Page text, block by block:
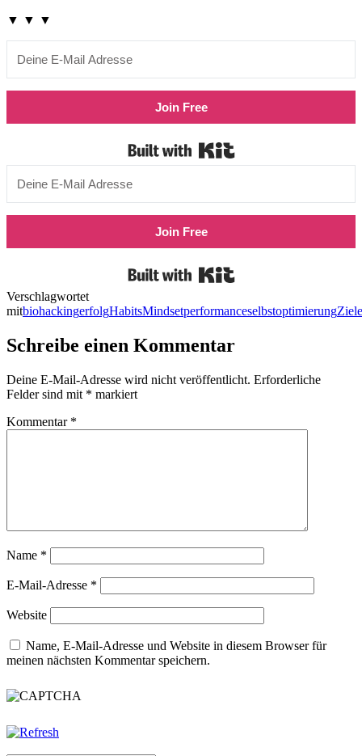
▼ ▼ ▼
Join Free
Join Free
Verschlagwortet
mitbiohackingerfolgHabitsMindsetperformanceselbstoptimierungZiele
Schreibe einen Kommentar
Deine E-Mail-Adresse wird nicht veröffentlicht. Erforderliche
Felder sind mit * markiert
Kommentar *
Name *
E-Mail-Adresse *
Website
Name, E-Mail-Adresse und Website in diesem Browser für
meinen nächsten Kommentar speichern.